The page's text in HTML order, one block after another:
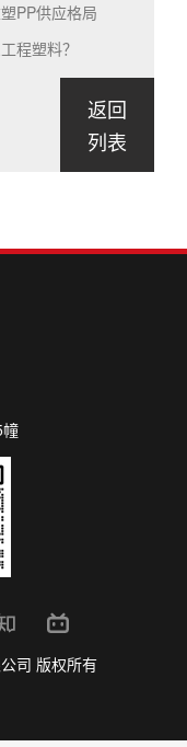
PP供应格局
程塑料？
返回
列表
司 版权所有